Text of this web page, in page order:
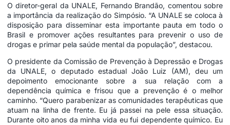
O diretor-geral da UNALE, Fernando Brandão, comentou sobre
a importância da realização do Simpósio. “A UNALE se coloca à
disposição para disseminar esta importante pauta em todo o
Brasil e promover ações resultantes para prevenir o uso de
drogas e primar pela saúde mental da população”, destacou.
O presidente da Comissão de Prevenção à Depressão e Drogas
da UNALE, o deputado estadual João Luiz (AM), deu um
depoimento emocionante sobre a sua relação com a
dependência química e frisou que a prevenção é o melhor
caminho. “Quero parabenizar as comunidades terapêuticas que
atuam na linha de frente. Eu já passei na pele essa situação.
Durante oito anos da minha vida eu fui dependente químico. Eu